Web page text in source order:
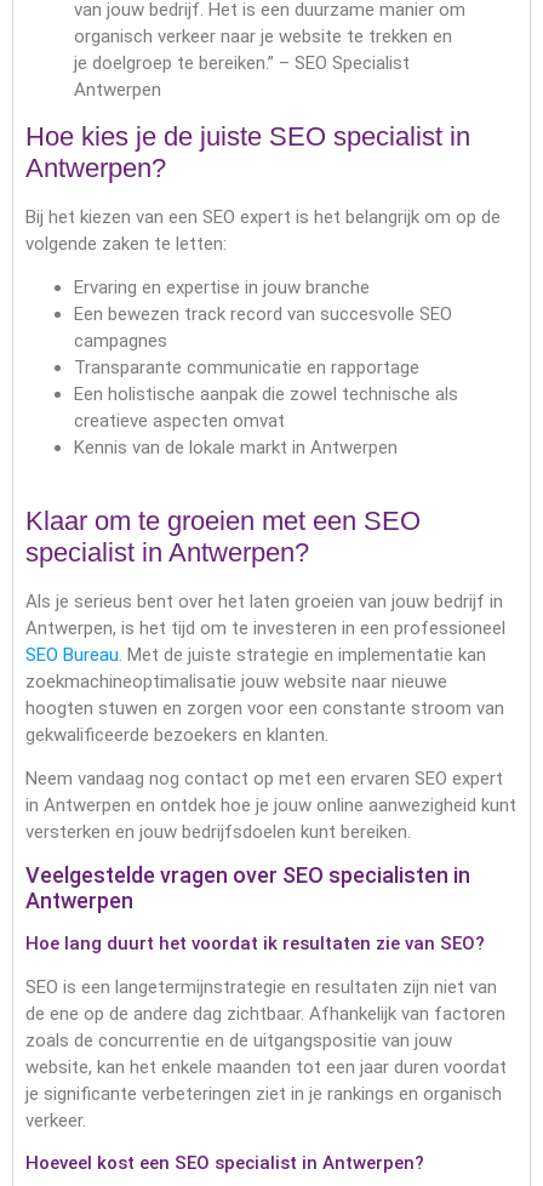
van jouw bedrijf. Het is een duurzame manier om
organisch verkeer naar je website te trekken en
je doelgroep te bereiken.” – SEO Specialist
Antwerpen
Hoe kies je de juiste SEO specialist in
Antwerpen?
Bij het kiezen van een SEO expert is het belangrijk om op de
volgende zaken te letten:
Ervaring en expertise in jouw branche
Een bewezen track record van succesvolle SEO
campagnes
Transparante communicatie en rapportage
Een holistische aanpak die zowel technische als
creatieve aspecten omvat
Kennis van de lokale markt in Antwerpen
Klaar om te groeien met een SEO
specialist in Antwerpen?
Als je serieus bent over het laten groeien van jouw bedrijf in
Antwerpen, is het tijd om te investeren in een professioneel
SEO Bureau. Met de juiste strategie en implementatie kan
zoekmachineoptimalisatie jouw website naar nieuwe
hoogten stuwen en zorgen voor een constante stroom van
gekwalificeerde bezoekers en klanten.
Neem vandaag nog contact op met een ervaren SEO expert
in Antwerpen en ontdek hoe je jouw online aanwezigheid kunt
versterken en jouw bedrijfsdoelen kunt bereiken.
Veelgestelde vragen over SEO specialisten in
Antwerpen
Hoe lang duurt het voordat ik resultaten zie van SEO?
SEO is een langetermijnstrategie en resultaten zijn niet van
de ene op de andere dag zichtbaar. Afhankelijk van factoren
zoals de concurrentie en de uitgangspositie van jouw
website, kan het enkele maanden tot een jaar duren voordat
je significante verbeteringen ziet in je rankings en organisch
verkeer.
Hoeveel kost een SEO specialist in Antwerpen?